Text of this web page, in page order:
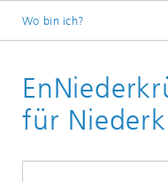
Wo bin ich?
Projekte
für